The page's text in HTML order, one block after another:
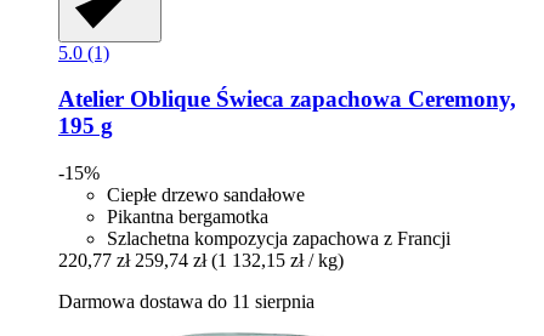
5.0 (1)
Atelier Oblique Świeca zapachowa Ceremony,
195 g
-15%
Ciepłe drzewo sandałowe
Pikantna bergamotka
Szlachetna kompozycja zapachowa z Francji
220,77 zł 259,74 zł (1 132,15 zł / kg)
Darmowa dostawa do 11 sierpnia